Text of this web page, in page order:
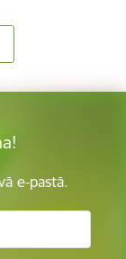
e-pastā.